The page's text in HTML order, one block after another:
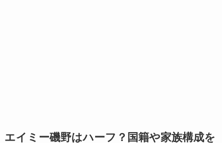
エイミー磯野はハーフ？国籍や家族構成を